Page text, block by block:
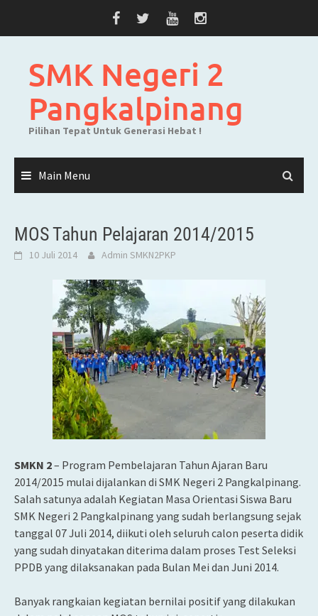
SMK Negeri 2
Pangkalpinang
Pilihan Tepat Untuk Generasi Hebat !
Main Menu
MOS Tahun Pelajaran 2014/2015
10 Juli 2014 Admin SMKN2PKP
SMKN 2– Program Pembelajaran Tahun Ajaran Baru
2014/2015 mulai dijalankan di SMK Negeri 2 Pangkalpinang.
Salah satunya adalah Kegiatan Masa Orientasi Siswa Baru
SMK Negeri 2 Pangkalpinang yang sudah berlangsung sejak
tanggal 07 Juli 2014, diikuti oleh seluruh calon peserta didik
yang sudah dinyatakan diterima dalam proses Test Seleksi
PPDB yang dilaksanakan pada Bulan Mei dan Juni 2014.
Banyak rangkaian kegiatan bernilai positif yang dilakukan